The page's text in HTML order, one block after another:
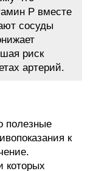
P вместе
сосуды
риск
артерий.
полезные
к
которых